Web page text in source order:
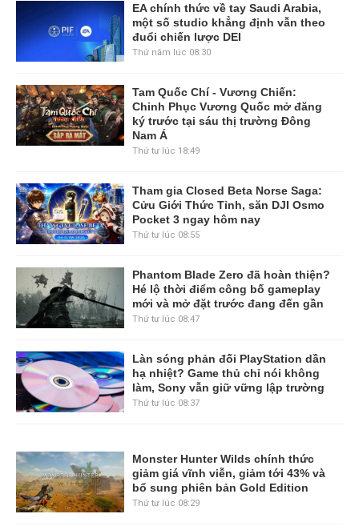
EA chính thức về tay Saudi Arabia,
một số studio khẳng định vẫn theo
đuổi chiến lược DEI
Thứ năm lúc 08:30
Tam Quốc Chí - Vương Chiến:
Chinh Phục Vương Quốc mở đăng
ký trước tại sáu thị trường Đông
Nam Á
Thứ tư lúc 18:49
Tham gia Closed Beta Norse Saga:
Cửu Giới Thức Tỉnh, săn DJI Osmo
Pocket 3 ngay hôm nay
Thứ tư lúc 08:55
Phantom Blade Zero đã hoàn thiện?
Hé lộ thời điểm công bố gameplay
mới và mở đặt trước đang đến gần
Thứ tư lúc 08:47
Làn sóng phản đối PlayStation dần
hạ nhiệt? Game thủ chỉ nói không
làm, Sony vẫn giữ vững lập trường
Thứ tư lúc 08:37
Monster Hunter Wilds chính thức
giảm giá vĩnh viễn, giảm tới 43% và
bổ sung phiên bản Gold Edition
Thứ tư lúc 08:29